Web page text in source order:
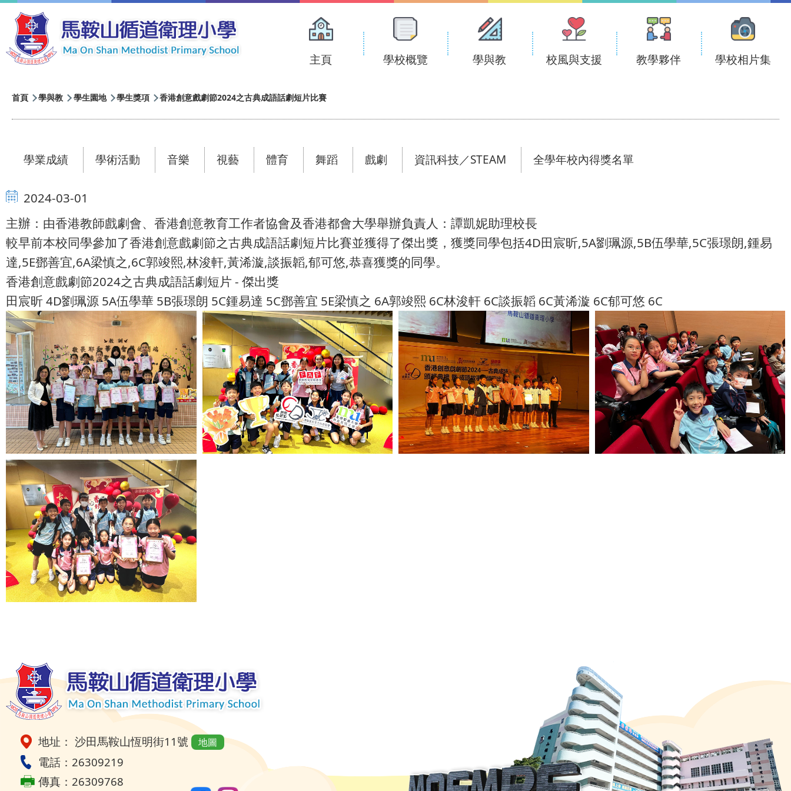
移至主內容
Main
navigation
主頁 學校概覽 學與教 校風與支援 教學夥伴 學校相片集
導
航
結
首頁 學與教 學生園地 學生獎項 香港創意戲劇節2024之古典成語話劇短片比賽
學業成績 學術活動 音樂 視藝 體育 舞蹈 戲劇 資訊科技／STEAM 全學年校內得獎名單
2024-03-01
主辦：由香港教師戲劇會、香港創意教育工作者協會及香港都會大學舉辦負責人：譚凱妮助理校長
較早前本校同學參加了香港創意戲劇節之古典成語話劇短片比賽並獲得了傑出獎，獲獎同學包括4D田宸昕,5A劉珮源,5B伍學華,5C張璟朗,鍾易
達,5E鄧善宜,6A梁慎之,6C郭竣熙,林浚軒,黃浠漩,談振韜,郁可悠,恭喜獲獎的同學。
香港創意戲劇節2024之古典成語話劇短片 - 傑出獎
田宸昕 4D劉珮源 5A伍學華 5B張璟朗 5C鍾易達 5C鄧善宜 5E梁慎之 6A郭竣熙 6C林浚軒 6C談振韜 6C黃浠漩 6C郁可悠 6C
地址： 沙田馬鞍山恆明街11號 地圖
電話：26309219
傳真：26309768